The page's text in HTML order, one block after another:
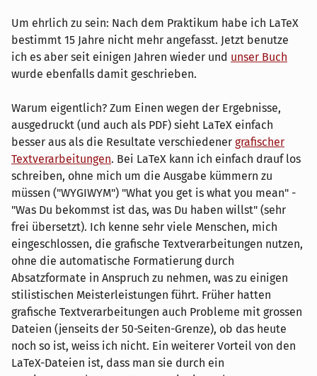
Um ehrlich zu sein: Nach dem Praktikum habe ich LaTeX
bestimmt 15 Jahre nicht mehr angefasst. Jetzt benutze
ich es aber seit einigen Jahren wieder und unser Buch
wurde ebenfalls damit geschrieben.
Warum eigentlich? Zum Einen wegen der Ergebnisse,
ausgedruckt (und auch als PDF) sieht LaTeX einfach
besser aus als die Resultate verschiedener grafischer
Textverarbeitungen. Bei LaTeX kann ich einfach drauf los
schreiben, ohne mich um die Ausgabe kümmern zu
müssen ("WYGIWYM") "What you get is what you mean" -
"Was Du bekommst ist das, was Du haben willst" (sehr
frei übersetzt). Ich kenne sehr viele Menschen, mich
eingeschlossen, die grafische Textverarbeitungen nutzen,
ohne die automatische Formatierung durch
Absatzformate in Anspruch zu nehmen, was zu einigen
stilistischen Meisterleistungen führt. Früher hatten
grafische Textverarbeitungen auch Probleme mit grossen
Dateien (jenseits der 50-Seiten-Grenze), ob das heute
noch so ist, weiss ich nicht. Ein weiterer Vorteil von den
LaTeX-Dateien ist, dass man sie durch ein